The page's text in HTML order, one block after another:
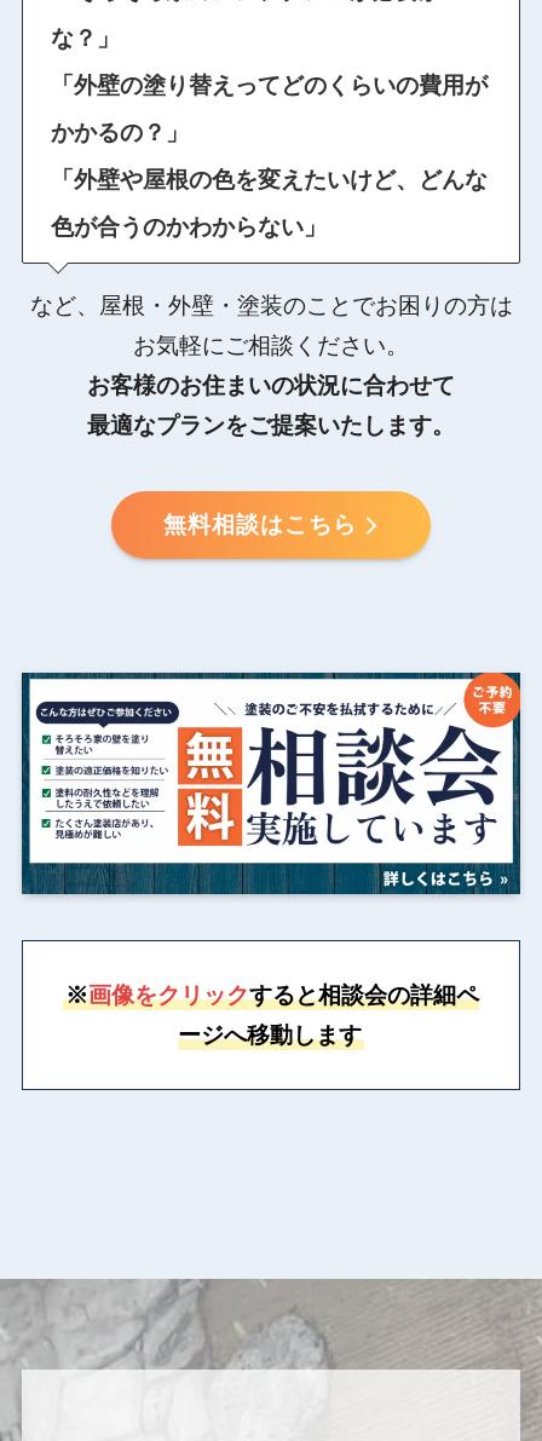
な？」
「外壁の塗り替えってどのくらいの費用が
かかるの？」
「外壁や屋根の色を変えたいけど、どんな
色が合うのかわからない」
など、屋根・外壁・塗装のことでお困りの方は
お気軽にご相談ください。
お客様のお住まいの状況に合わせて
最適なプランをご提案いたします。
無料相談はこちら
※画像をクリックすると相談会の詳細ペ
ージへ移動します